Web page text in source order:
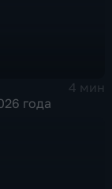
4 мин
года